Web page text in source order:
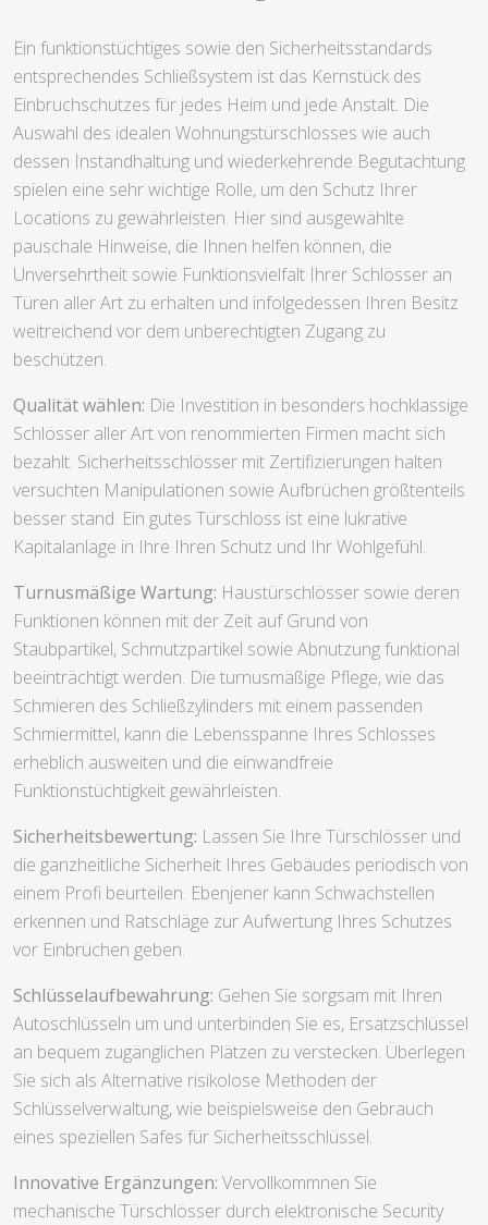
Ein funktionstüchtiges sowie den Sicherheitsstandards
entsprechendes Schließsystem ist das Kernstück des
Einbruchschutzes für jedes Heim und jede Anstalt. Die
Auswahl des idealen Wohnungstürschlosses wie auch
dessen Instandhaltung und wiederkehrende Begutachtung
spielen eine sehr wichtige Rolle, um den Schutz Ihrer
Locations zu gewährleisten. Hier sind ausgewählte
pauschale Hinweise, die Ihnen helfen können, die
Unversehrtheit sowie Funktionsvielfalt Ihrer Schlösser an
Türen aller Art zu erhalten und infolgedessen Ihren Besitz
weitreichend vor dem unberechtigten Zugang zu
beschützen.
Qualität wählen: Die Investition in besonders hochklassige
Schlösser aller Art von renommierten Firmen macht sich
bezahlt. Sicherheitsschlösser mit Zertifizierungen halten
versuchten Manipulationen sowie Aufbrüchen größtenteils
besser stand. Ein gutes Türschloss ist eine lukrative
Kapitalanlage in Ihre Ihren Schutz und Ihr Wohlgefühl.
Turnusmäßige Wartung: Haustürschlösser sowie deren
Funktionen können mit der Zeit auf Grund von
Staubpartikel, Schmutzpartikel sowie Abnutzung funktional
beeinträchtigt werden. Die turnusmäßige Pflege, wie das
Schmieren des Schließzylinders mit einem passenden
Schmiermittel, kann die Lebensspanne Ihres Schlosses
erheblich ausweiten und die einwandfreie
Funktionstüchtigkeit gewährleisten.
Sicherheitsbewertung: Lassen Sie Ihre Türschlösser und
die ganzheitliche Sicherheit Ihres Gebäudes periodisch von
einem Profi beurteilen. Ebenjener kann Schwachstellen
erkennen und Ratschläge zur Aufwertung Ihres Schutzes
vor Einbrüchen geben.
Schlüsselaufbewahrung: Gehen Sie sorgsam mit Ihren
Autoschlüsseln um und unterbinden Sie es, Ersatzschlüssel
an bequem zugänglichen Plätzen zu verstecken. Überlegen
Sie sich als Alternative risikolose Methoden der
Schlüsselverwaltung, wie beispielsweise den Gebrauch
eines speziellen Safes für Sicherheitsschlüssel.
Innovative Ergänzungen: Vervollkommnen Sie
mechanische Türschlösser durch elektronische Security